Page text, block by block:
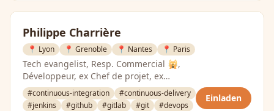
Philippe Charrière
📍 Lyon 📍 Grenoble 📍 Nantes 📍 Paris
Tech evangelist, Resp. Commercial 🙀,
Développeur, ex Chef de projet, ex
Manager, … - CLEVER-CLOUD
#continuous-integration
#continuous-delivery
#jenkins
#github #gitlab #git
#devops
Einladen